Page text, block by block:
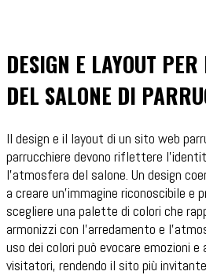
DESIGN E LAYOUT
DEL SALONE DI
Il design e il layout di un sito web
parrucchiere devono riflettere
l'atmosfera del salone. Un design
a creare un'immagine riconoscibile e
scegliere una palette di colori che
armonizzi con l'arredamento e
uso dei colori può evocare emozioni
visitatori, rendendo il sito più